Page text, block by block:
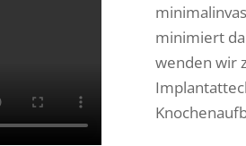
minimiert
wenden wir